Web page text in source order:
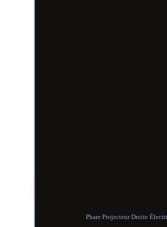
Phare Projecteur Droite